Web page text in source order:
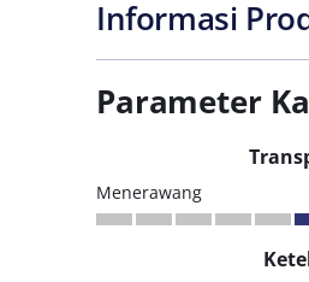
Informasi
Parameter
Menerawang